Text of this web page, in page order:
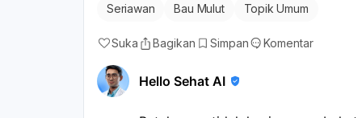
Seriawan Bau Mulut Topik Umum
Suka Bagikan Simpan Komentar
Hello Sehat AI